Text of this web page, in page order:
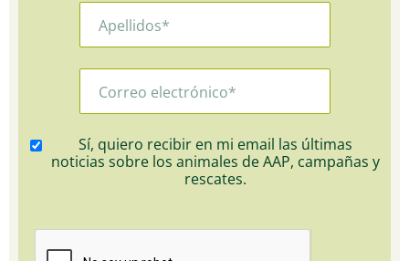
Sí, quiero recibir en mi email las últimas
noticias sobre los animales de AAP, campañas y
rescates.